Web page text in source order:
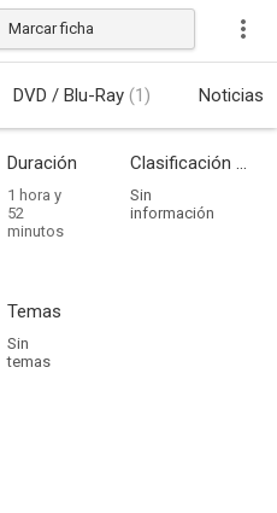
Marcar ficha
DVD / Blu-Ray (1) Noticias
Duración
1 hora y
52
minutos
Clasificación por edades
Sin
información
Temas
Sin
temas